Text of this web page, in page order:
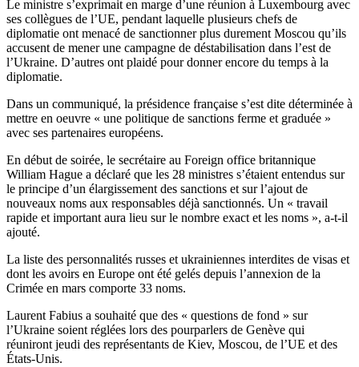
Le ministre s’exprimait en marge d’une réunion à Luxembourg avec
ses collègues de l’UE, pendant laquelle plusieurs chefs de
diplomatie ont menacé de sanctionner plus durement Moscou qu’ils
accusent de mener une campagne de déstabilisation dans l’est de
l’Ukraine. D’autres ont plaidé pour donner encore du temps à la
diplomatie.
Dans un communiqué, la présidence française s’est dite déterminée à
mettre en oeuvre « une politique de sanctions ferme et graduée »
avec ses partenaires européens.
En début de soirée, le secrétaire au Foreign office britannique
William Hague a déclaré que les 28 ministres s’étaient entendus sur
le principe d’un élargissement des sanctions et sur l’ajout de
nouveaux noms aux responsables déjà sanctionnés. Un « travail
rapide et important aura lieu sur le nombre exact et les noms », a-t-il
ajouté.
La liste des personnalités russes et ukrainiennes interdites de visas et
dont les avoirs en Europe ont été gelés depuis l’annexion de la
Crimée en mars comporte 33 noms.
Laurent Fabius a souhaité que des « questions de fond » sur
l’Ukraine soient réglées lors des pourparlers de Genève qui
réuniront jeudi des représentants de Kiev, Moscou, de l’UE et des
États-Unis.